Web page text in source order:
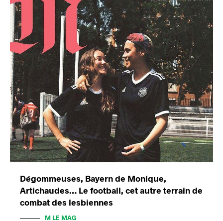
Dégommeuses, Bayern de Monique,
Artichaudes… Le football, cet autre terrain de
combat des lesbiennes
M LE MAG